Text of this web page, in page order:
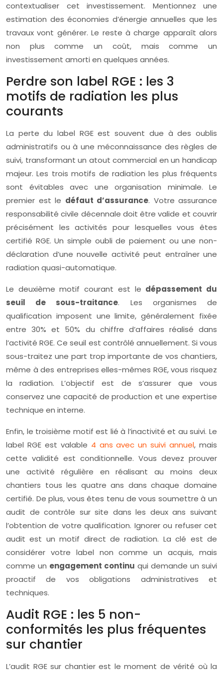
contextualiser cet investissement. Mentionnez une
estimation des économies d’énergie annuelles que les
travaux vont générer. Le reste à charge apparaît alors
non plus comme un coût, mais comme un
investissement amorti en quelques années.
Perdre son label RGE : les 3
motifs de radiation les plus
courants
La perte du label RGE est souvent due à des oublis
administratifs ou à une méconnaissance des règles de
suivi, transformant un atout commercial en un handicap
majeur. Les trois motifs de radiation les plus fréquents
sont évitables avec une organisation minimale. Le
premier est le défaut d’assurance. Votre assurance
responsabilité civile décennale doit être valide et couvrir
précisément les activités pour lesquelles vous êtes
certifié RGE. Un simple oubli de paiement ou une non-
déclaration d’une nouvelle activité peut entraîner une
radiation quasi-automatique.
Le deuxième motif courant est le dépassement du
seuil de sous-traitance. Les organismes de
qualification imposent une limite, généralement fixée
entre 30% et 50% du chiffre d’affaires réalisé dans
l’activité RGE. Ce seuil est contrôlé annuellement. Si vous
sous-traitez une part trop importante de vos chantiers,
même à des entreprises elles-mêmes RGE, vous risquez
la radiation. L’objectif est de s’assurer que vous
conservez une capacité de production et une expertise
technique en interne.
Enfin, le troisième motif est lié à l’inactivité et au suivi. Le
label RGE est valable 4 ans avec un suivi annuel, mais
cette validité est conditionnelle. Vous devez prouver
une activité régulière en réalisant au moins deux
chantiers tous les quatre ans dans chaque domaine
certifié. De plus, vous êtes tenu de vous soumettre à un
audit de contrôle sur site dans les deux ans suivant
l’obtention de votre qualification. Ignorer ou refuser cet
audit est un motif direct de radiation. La clé est de
considérer votre label non comme un acquis, mais
comme un engagement continu qui demande un suivi
proactif de vos obligations administratives et
techniques.
Audit RGE : les 5 non-
conformités les plus fréquentes
sur chantier
L’audit RGE sur chantier est le moment de vérité où la